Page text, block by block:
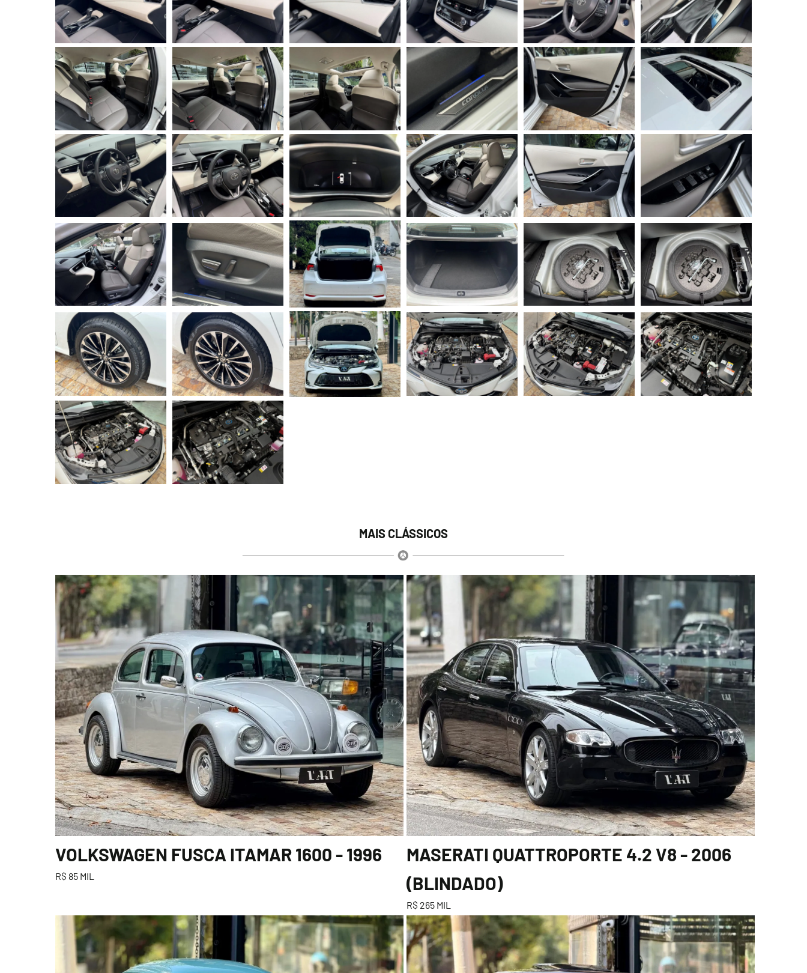
MAIS CLÁSSICOS
VOLKSWAGEN FUSCA ITAMAR 1600 - 1996
R$ 85 MIL
MASERATI QUATTROPORTE 4.2 V8 - 2006
(BLINDADO)
R$ 265 MIL